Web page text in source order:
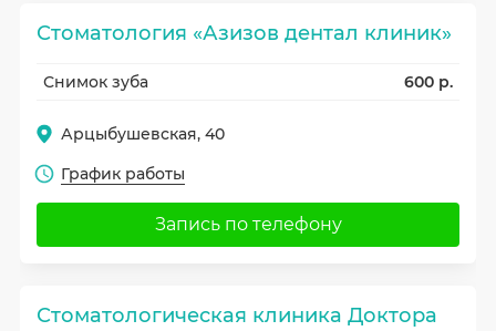
Стоматология «Азизов дентал клиник»
Снимок зуба 600 р.
Арцыбушевская, 40
График работы
Запись по телефону
Стоматологическая клиника Доктора